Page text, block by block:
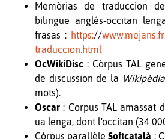
Memòrias de traduccion de
bilingüe anglés-occitan
frasas : https://
traduccion.html
OcWikiDisc : Còrpus TAL
de discussion de la
mots).
Oscar: Corpus TAL amassat
ua lenga, dont l'occitan (34
Còrpus parallèleSoftcatalà :